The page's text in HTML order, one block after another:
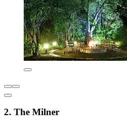
2. The Milner